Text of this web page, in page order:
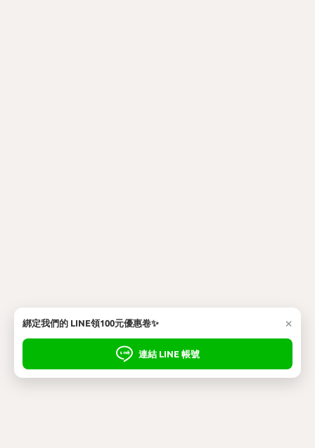
綁定我們的 LINE領100元優惠卷✨ ×
連結 LINE 帳號